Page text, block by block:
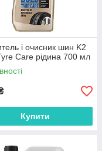
станції, яхт-
і очисник шин K2
Care рідина 700 мл
Купити